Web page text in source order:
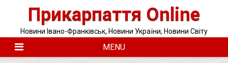
Прикарпаття Online
Новини Івано-Франківськ, Новини України, Новини Світу
MENU